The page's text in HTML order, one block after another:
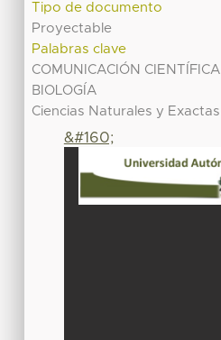
Tipo de documento
Proyectable
Palabras clave
COMUNICACIÓN CIENTÍFICA
BIOLOGÍA
Ciencias Naturales y Exactas
&#160;